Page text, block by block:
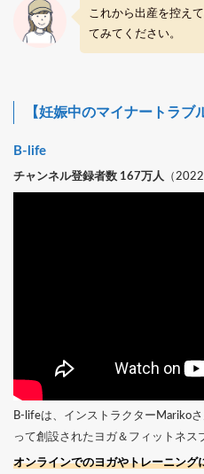
これから出産を控え
てみてください。
【妊娠中のマイナートラブ
B-life
チャンネル登録者数 167万人 （
B-lifeは、インストラクターMariko
って創設されたヨガ＆フィットネス
オンラインでのヨガやトレーニング